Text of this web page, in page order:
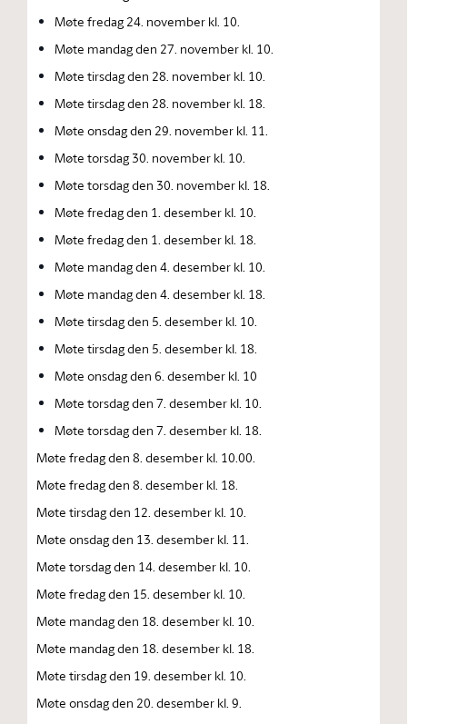
Møte fredag 24. november kl. 10.
Møte mandag den 27. november kl. 10.
Møte tirsdag den 28. november kl. 10.
Møte tirsdag den 28. november kl. 18.
Møte onsdag den 29. november kl. 11.
Møte torsdag 30. november kl. 10.
Møte torsdag den 30. november kl. 18.
Møte fredag den 1. desember kl. 10.
Møte fredag den 1. desember kl. 18.
Møte mandag den 4. desember kl. 10.
Møte mandag den 4. desember kl. 18.
Møte tirsdag den 5. desember kl. 10.
Møte tirsdag den 5. desember kl. 18.
Møte onsdag den 6. desember kl. 10
Møte torsdag den 7. desember kl. 10.
Møte torsdag den 7. desember kl. 18.
Møte fredag den 8. desember kl. 10.00.
Møte fredag den 8. desember kl. 18.
Møte tirsdag den 12. desember kl. 10.
Møte onsdag den 13. desember kl. 11.
Møte torsdag den 14. desember kl. 10.
Møte fredag den 15. desember kl. 10.
Møte mandag den 18. desember kl. 10.
Møte mandag den 18. desember kl. 18.
Møte tirsdag den 19. desember kl. 10.
Møte onsdag den 20. desember kl. 9.